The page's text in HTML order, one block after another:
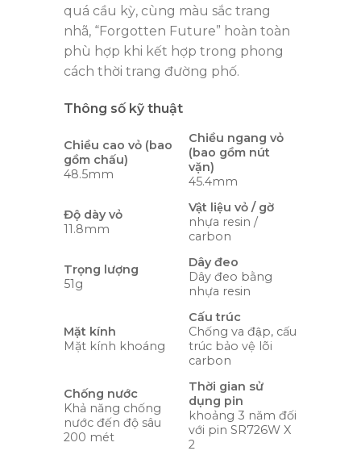
quá cầu kỳ, cùng màu sắc trang
nhã, “Forgotten Future” hoàn toàn
phù hợp khi kết hợp trong phong
cách thời trang đường phố.
Thông số kỹ thuật
Chiều cao vỏ (bao
gồm chấu)
48.5mm
Chiều ngang vỏ
(bao gồm nút
vặn)
45.4mm
Độ dày vỏ
11.8mm
Vật liệu vỏ / gờ
nhựa resin /
carbon
Trọng lượng
51g
Dây đeo
Dây đeo bằng
nhựa resin
Mặt kính
Mặt kính khoáng
Cấu trúc
Chống va đập, cấu
trúc bảo vệ lõi
carbon
Chống nước
Khả năng chống
nước đến độ sâu
200 mét
Thời gian sử
dụng pin
khoảng 3 năm đối
với pin SR726W X
2